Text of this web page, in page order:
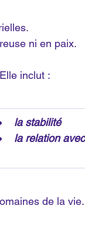
ni en paix.
inclut :
la stabilité
la relation
de la vie.